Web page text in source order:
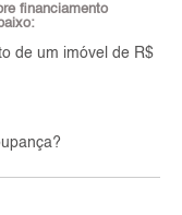
financiamento
de um imóvel de R$